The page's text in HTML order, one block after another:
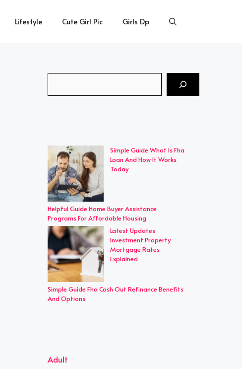
Lifestyle Cute Girl Pic Girls Dp
Simple Guide What Is Fha
Loan And How It Works
Today
Helpful Guide Home Buyer Assistance
Programs For Affordable Housing
Latest Updates
Investment Property
Mortgage Rates
Explained
Simple Guide Fha Cash Out Refinance Benefits
And Options
Adult